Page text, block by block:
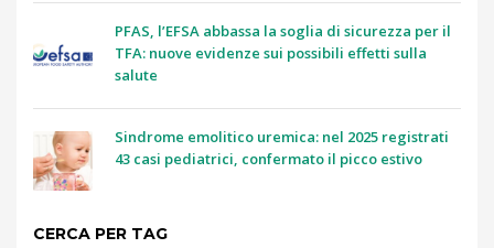
PFAS, l’EFSA abbassa la soglia di sicurezza per il
TFA: nuove evidenze sui possibili effetti sulla
salute
Sindrome emolitico uremica: nel 2025 registrati
43 casi pediatrici, confermato il picco estivo
CERCA PER TAG